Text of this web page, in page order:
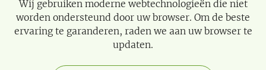
Wij gebruiken moderne webtechnologieën die niet
worden ondersteund door uw browser. Om de beste
ervaring te garanderen, raden we aan uw browser te
updaten.